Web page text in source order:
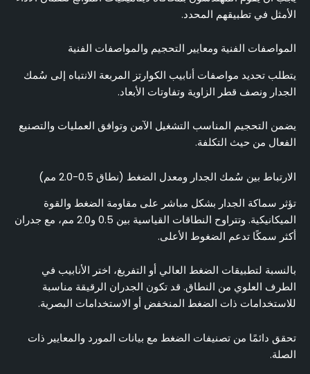
الأمثل في تطبيقهم المحدد.
المواصفات الفنية ومعايير التحجيم والمواصفات الفنية
يتطلب تحديد مواصفات أنابيب الكوارتز المربعة الانتباه إلى سُمك
الجدار ونصف قطر الزاوية وتفاوتات الأبعاد.
يضمن التحجيم المناسب التشغيل الآمن وتوافق العمليات والتصنيع
الفعال من حيث التكلفة.
الارتباط بين سُمك الجدار ومعدل الضغط (نطاق 0.5-2.0 مم)
تؤثر سماكة الجدار بشكل مباشر على مقاومة الضغط والقوة
الميكانيكية. وتتراوح النطاقات القياسية بين 0.5 و2.0 مم، مع جدران
أكثر سمكًا تدعم الضغوط الأعلى.
بالنسبة لتطبيقات الضغط العالي أو التفريغ، اختر الأنابيب في
الطرف العلوي من النطاق. قد تكون الجدران الرقيقة مناسبة
للاستخدامات ذات الضغط المنخفض أو الاستخدامات البصرية.
تحقق دائمًا من تصنيفات الضغط مع بيانات المورد والمعايير ذات
الصلة.